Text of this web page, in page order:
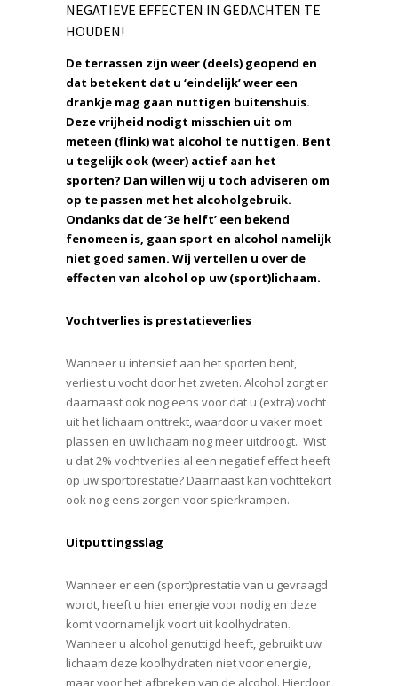
NEGATIEVE EFFECTEN IN GEDACHTEN TE
HOUDEN!
De terrassen zijn weer (deels) geopend en
dat betekent dat u ‘eindelijk’ weer een
drankje mag gaan nuttigen buitenshuis.
Deze vrijheid nodigt misschien uit om
meteen (flink) wat alcohol te nuttigen. Bent
u tegelijk ook (weer) actief aan het
sporten? Dan willen wij u toch adviseren om
op te passen met het alcoholgebruik.
Ondanks dat de ‘3e helft’ een bekend
fenomeen is, gaan sport en alcohol namelijk
niet goed samen. Wij vertellen u over de
effecten van alcohol op uw (sport)lichaam.
Vochtverlies is prestatieverlies
Wanneer u intensief aan het sporten bent,
verliest u vocht door het zweten. Alcohol zorgt er
daarnaast ook nog eens voor dat u (extra) vocht
uit het lichaam onttrekt, waardoor u vaker moet
plassen en uw lichaam nog meer uitdroogt. Wist
u dat 2% vochtverlies al een negatief effect heeft
op uw sportprestatie? Daarnaast kan vochttekort
ook nog eens zorgen voor spierkrampen.
Uitputtingsslag
Wanneer er een (sport)prestatie van u gevraagd
wordt, heeft u hier energie voor nodig en deze
komt voornamelijk voort uit koolhydraten.
Wanneer u alcohol genuttigd heeft, gebruikt uw
lichaam deze koolhydraten niet voor energie,
maar voor het afbreken van de alcohol. Hierdoor